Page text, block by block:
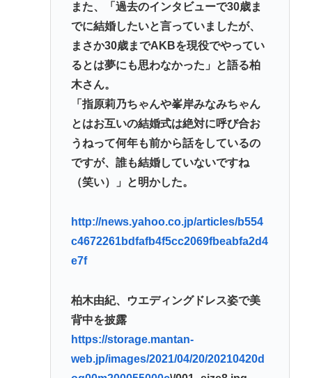
また、「過去のインタビューで30歳ま
でに結婚したいと言っていましたが、
まさか30歳までAKBを現役でやってい
るとは夢にも思わなかった」と語る柏
木さん。
「指原莉乃ちゃんや峯岸みなみちゃん
とはお互いの結婚式は絶対に呼び合お
うねって何年も前から話をしているの
ですが、誰も結婚していないですね
（笑い）」と明かした。
http://news.yahoo.co.jp/articles/b554
c4672261bdfafb4f5cc2069fbeabfa2d4
e7f
柏木由紀、ウエディングドレス姿で美
背中を披露
https://storage.mantan-
web.jp/images/2021/04/20/20210420d